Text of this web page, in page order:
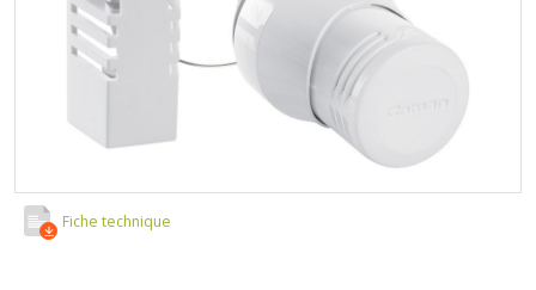
RACCORD PE (POLYÉTHYLÈNE)
RACCORD GALVA
RACCORD INOX
TUBE LAITON ET ECROU
TUYAU SOUPLE
COLLECTEUR NOURRICE
Soupape différentielle
Température
Vase d'expansion
Vanne de Température
Vanne mélangeuse
SOLAIRE
PAC
CHAUDIÈRE
TUBAGE CHEMINÉE CHAUDIÈRE POÊLE
EQUIPEMENT INDUSTRIEL
COMMUNICATION
COLLIER ET FIXATION
CONNEXION
ECLAIRAGE
TRAPPE CHATIÈRE ET HUBLOT
PLOMBERIE PER
VOTRE SOLUTION CHAUFFAGE
Fiche technique